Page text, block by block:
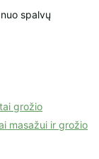
spalvų
grožio
masažui ir grožio